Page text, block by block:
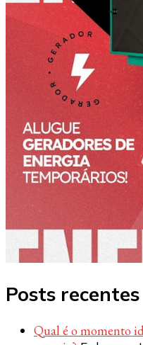
Posts recentes
Qual é o momento